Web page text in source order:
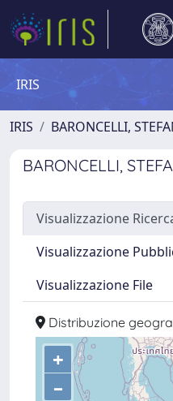
IRIS
IRIS BARONCELLI,
BARONCELLI,
Visualizzazione
Visualizzazione
Visualizzazione File
Distribuzione
+
–